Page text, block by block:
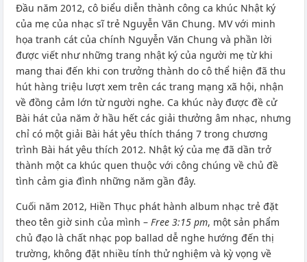
Đầu năm 2012, cô biểu diễn thành công ca khúc Nhật ký
của mẹ của nhạc sĩ trẻ Nguyễn Văn Chung. MV với minh
họa tranh cát của chính Nguyễn Văn Chung và phần lời
được viết như những trang nhật ký của người mẹ từ khi
mang thai đến khi con trưởng thành do cô thể hiện đã thu
hút hàng triệu lượt xem trên các trang mạng xã hội, nhận
về đồng cảm lớn từ người nghe. Ca khúc này được đề cử
Bài hát của năm ở hầu hết các giải thưởng âm nhạc, nhưng
chỉ có một giải Bài hát yêu thích tháng 7 trong chương
trình Bài hát yêu thích 2012. Nhật ký của mẹ đã dần trở
thành một ca khúc quen thuộc với công chúng về chủ đề
tình cảm gia đình những năm gần đây.
Cuối năm 2012, Hiền Thục phát hành album nhạc trẻ đặt
theo tên giờ sinh của mình – Free 3:15 pm, một sản phẩm
chủ đạo là chất nhạc pop ballad dễ nghe hướng đến thị
trường, không đặt nhiều tính thử nghiệm và kỳ vọng về